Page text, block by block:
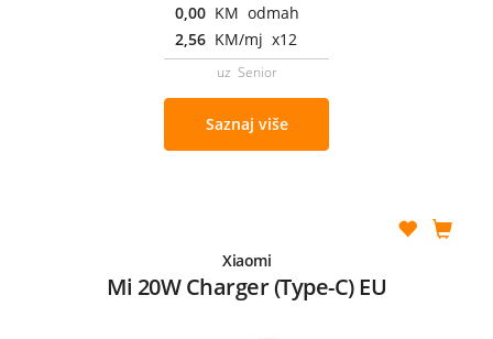
0,00 KM odmah
2,56 KM/mj x12
uz Senior
Saznaj više
Xiaomi
Mi 20W Charger (Type-C) EU